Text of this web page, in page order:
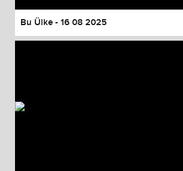
Bu Ülke - 16 08 2025